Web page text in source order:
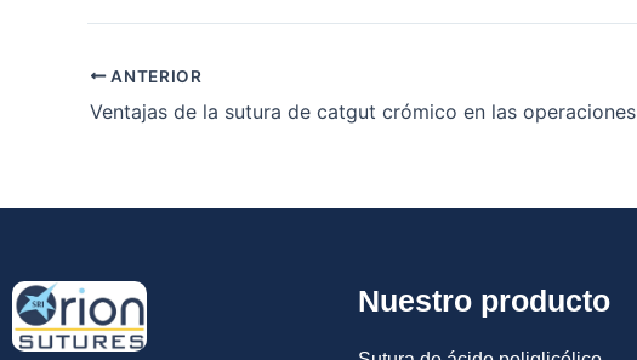
ANTERIOR
Ventajas de la sutura de catgut crómico en las operaciones
Nuestro producto